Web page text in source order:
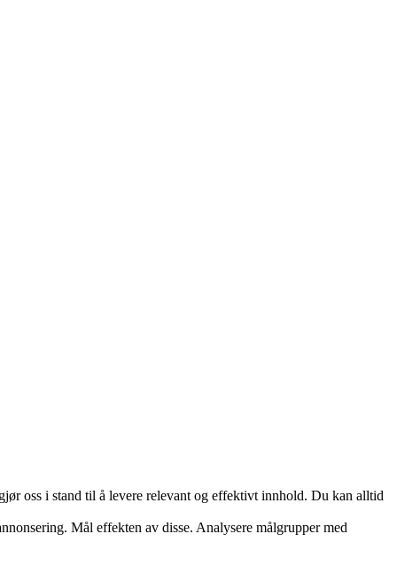
oss i stand til å levere relevant og effektivt innhold. Du kan alltid
Mål effekten av disse. Analysere målgrupper med